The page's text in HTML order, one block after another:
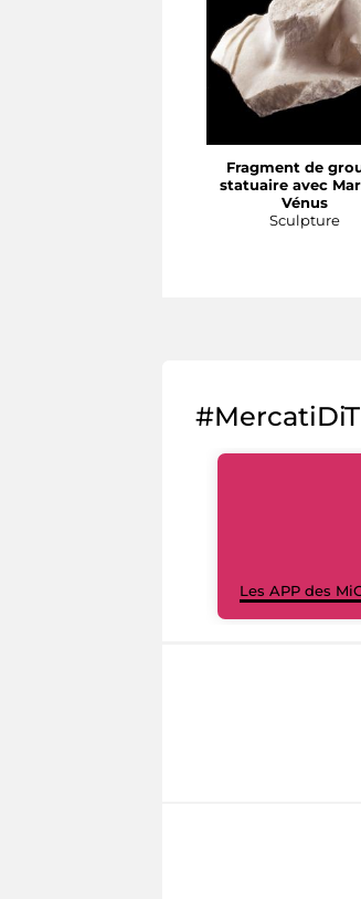
Fragment de
statuaire avec
Vénus
Sculpture
Les APP des